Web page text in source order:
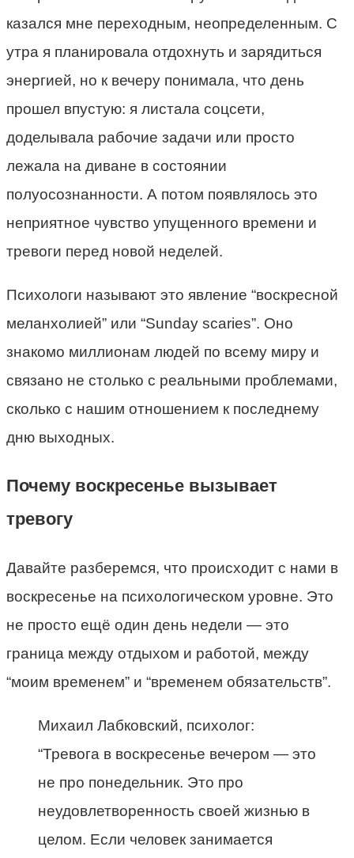
казался мне переходным, неопределенным. С
утра я планировала отдохнуть и зарядиться
энергией, но к вечеру понимала, что день
прошел впустую: я листала соцсети,
доделывала рабочие задачи или просто
лежала на диване в состоянии
полуосознанности. А потом появлялось это
неприятное чувство упущенного времени и
тревоги перед новой неделей.
Психологи называют это явление “воскресной
меланхолией” или “Sunday scaries”. Оно
знакомо миллионам людей по всему миру и
связано не столько с реальными проблемами,
сколько с нашим отношением к последнему
дню выходных.
Почему воскресенье вызывает
тревогу
Давайте разберемся, что происходит с нами в
воскресенье на психологическом уровне. Это
не просто ещё один день недели — это
граница между отдыхом и работой, между
“моим временем” и “временем обязательств”.
Михаил Лабковский, психолог:
“Тревога в воскресенье вечером — это
не про понедельник. Это про
неудовлетворенность своей жизнью в
целом. Если человек занимается